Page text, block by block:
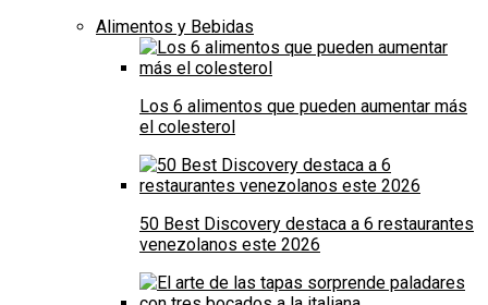
Alimentos y Bebidas
Los 6 alimentos que pueden aumentar más
el colesterol
50 Best Discovery destaca a 6 restaurantes
venezolanos este 2026